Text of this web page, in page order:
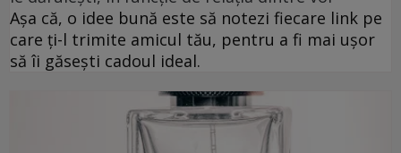
Așa că, o idee bună este să notezi fiecare link pe
care ți-l trimite amicul tău, pentru a fi mai ușor
să îi găsești cadoul ideal.